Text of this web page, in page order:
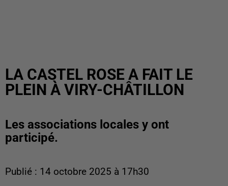
LA CASTEL ROSE A FAIT LE
PLEIN À VIRY-CHÂTILLON
Les associations locales y ont
participé.
Publié : 14 octobre 2025 à 17h30